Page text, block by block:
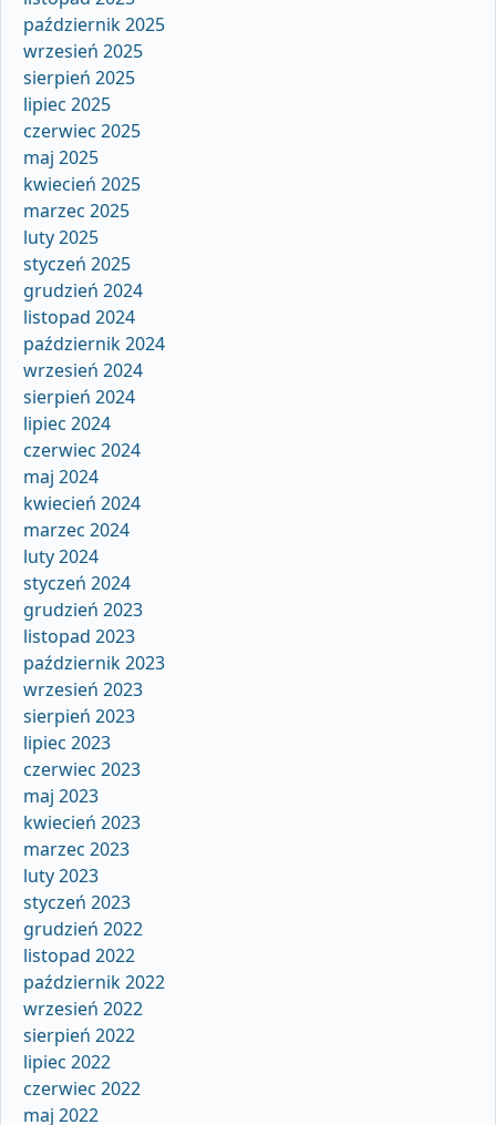
październik 2025
wrzesień 2025
sierpień 2025
lipiec 2025
czerwiec 2025
maj 2025
kwiecień 2025
marzec 2025
luty 2025
styczeń 2025
grudzień 2024
listopad 2024
październik 2024
wrzesień 2024
sierpień 2024
lipiec 2024
czerwiec 2024
maj 2024
kwiecień 2024
marzec 2024
luty 2024
styczeń 2024
grudzień 2023
listopad 2023
październik 2023
wrzesień 2023
sierpień 2023
lipiec 2023
czerwiec 2023
maj 2023
kwiecień 2023
marzec 2023
luty 2023
styczeń 2023
grudzień 2022
listopad 2022
październik 2022
wrzesień 2022
sierpień 2022
lipiec 2022
czerwiec 2022
maj 2022